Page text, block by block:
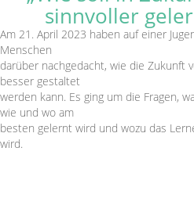
sinnvoller
Am 21. April 2023 haben auf einer
Menschen
darüber nachgedacht, wie die Zukunft
besser gestaltet
werden kann. Es ging um die Fragen,
wie und wo am
besten gelernt wird und wozu das
wird.